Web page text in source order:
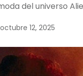
del universo
octubre 12, 2025